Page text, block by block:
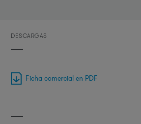
DESCARGAS
Ficha comercial en PDF